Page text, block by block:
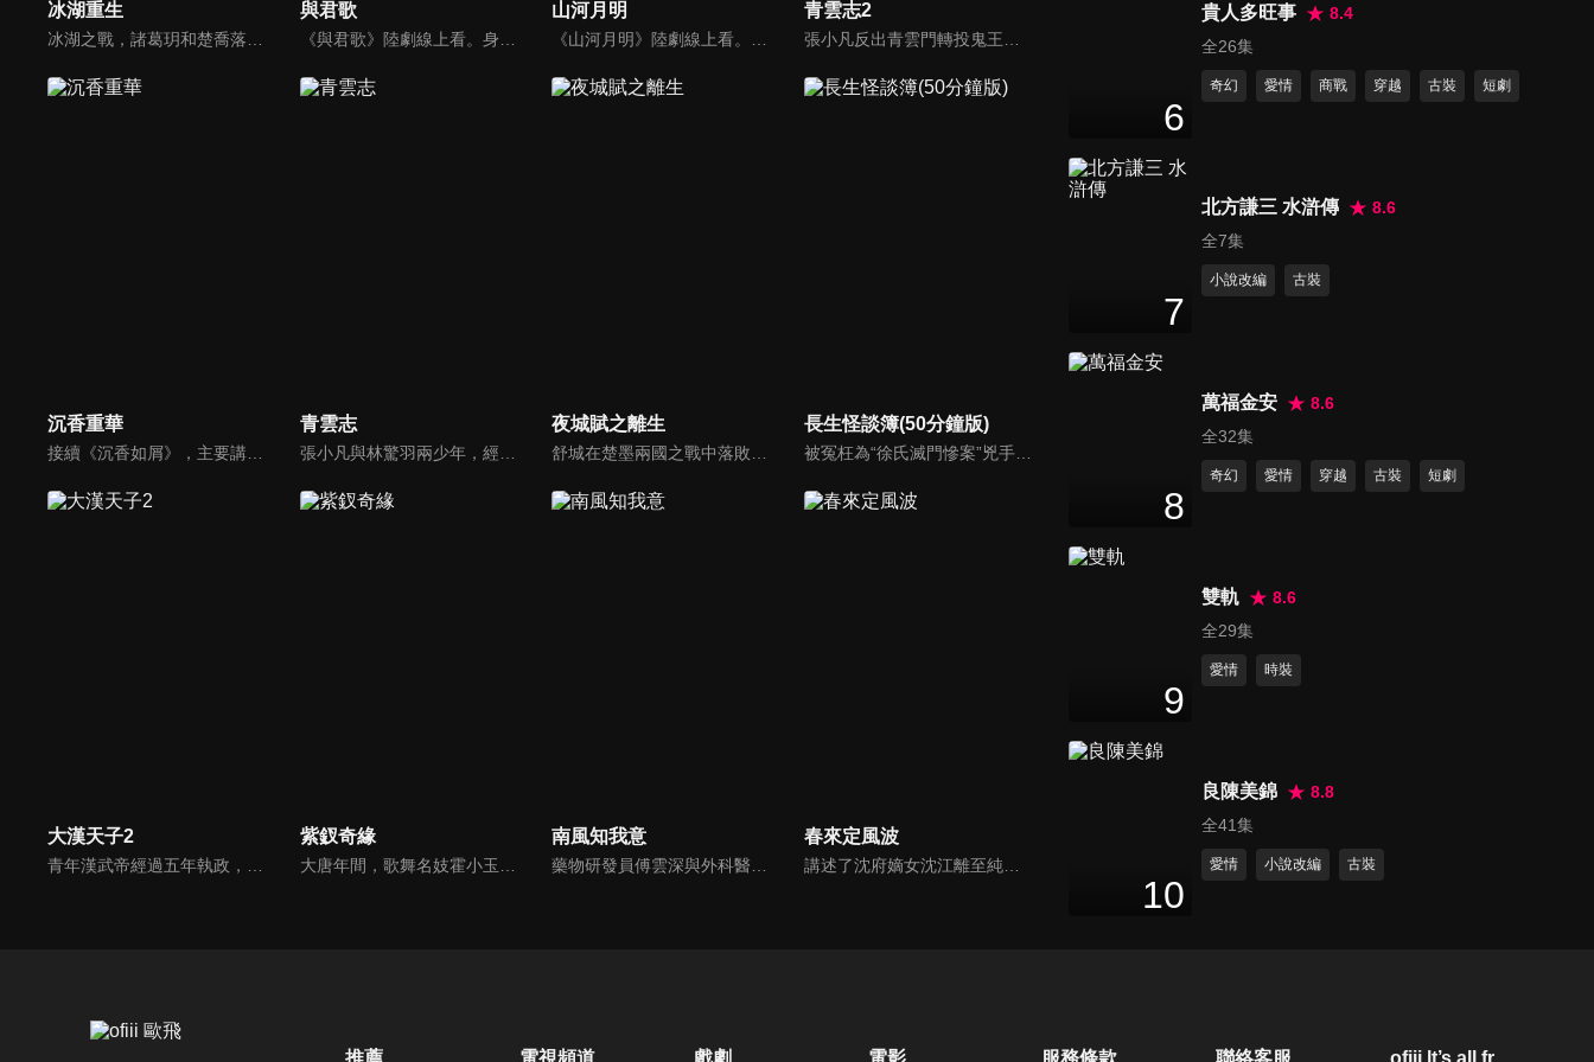
冰湖重生
冰湖之戰，諸葛玥和楚喬落入冰湖，楚喬被燕洵所救，得知諸葛玥已死，她尋機刺殺燕洵，為諸葛玥報仇。楚喬在卞唐幾次三番受到一位神秘男子的幫助，她有種似曾相識的感覺，不禁懷疑諸葛玥還活著。燕洵變本加厲，掀起四國紛亂。最終，楚喬能否平定天下並再與諸葛玥重聚？
與君歌
《與君歌》陸劇線上看。身處敵對陣營的雙生姐妹程若魚（張予曦）和仇煙織（宣璐）宿命般重逢，並與大興「少年天子」齊焱（成毅）、珖王（韓棟）一同捲入朝堂風雲，共同蛻變成長的傳奇故事。
山河月明
《山河月明》陸劇線上看。朱元璋的第四子燕王朱棣少年時代追隨元帥徐達，喋血沙場，歷經戰陣，終於成為合格的軍事統帥。太祖駕崩後，繼位的建文皇帝朱允炆在母族及齊泰等人的蠱惑下，將屠刀對準了朱氏皇族，湘王朱柏不堪受辱，舉火自焚。盛怒之下的朱棣舉起奉天靖難的旗幟，展開了一場戰爭...
青雲志2
張小凡反出青雲門轉投鬼王宗，成為鬼王副手，為了救鬼王之女碧瑤，奔赴死亡沼澤，探究天地寶庫，勇闖焚香谷，開拓南疆十萬大山，尋找靈獸喚醒獸神的故事。
沉香重華 青雲志 夜城賦之離生 長生怪談簿(50分鐘版)
被冤枉為“徐氏滅門慘案”兇手的主人公在多年後深陷倖存者的複仇圈套，成功說服其共同對抗真兇，並找出真相的故事。整個故事發生在一個荒山客棧，眾人鬥智斗勇，一步步揭開每個人的秘密，還原案件本來面目。
大漢天子2 紫釵奇緣 南風知我意 春來定風波
講述了沈府嫡女沈江離至純至善，成婚夜被設計與二少主陸景明有夫妻之實，還遭陷害禁足祠堂。分娩遇難被救後兒子焱焱卻有頑疾，藥只有陸家有，沈江離為救子重回陸府。她打臉刁難者，揭開當年被陷害的陰謀，也解開與陸景明的誤會，焱焱則神助攻兩人破鏡重圓。
第16集
第17集
分鐘
49
第22集
6
貴人多旺事
8.4
全26集
奇幻 愛情 商戰 穿越 古裝 短劇
7
北方謙三 水滸傳
8.6
全7集
小說改編 古裝
8
萬福金安
8.6
全32集
奇幻 愛情 穿越 古裝 短劇
9
雙軌
8.6
全29集
愛情 時裝
10
良陳美錦
8.8
全41集
愛情 小說改編 古裝
推薦 電視頻道 戲劇 電影 服務條款 聯絡客服